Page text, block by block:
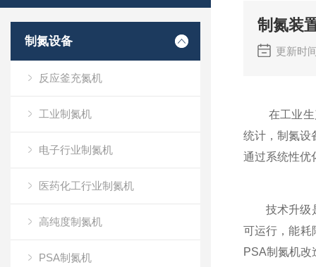
制氮设备
反应釜充氮机
工业制氮机
电子行业制氮机
医药化工行业制氮机
高纯度制氮机
PSA制氮机
制氮装
更新时
在工业生
统计，制氮设
通过系统性优
技术升级是
可运行，能耗
PSA制氮机改